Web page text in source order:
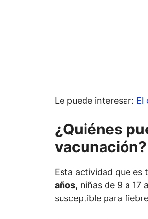
Le puede interesar: El
¿Quiénes
vacunación?
Esta actividad que es
años, niñas de 9 a 17
susceptible para